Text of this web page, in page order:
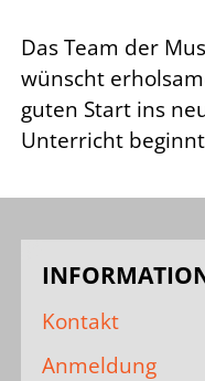
Das Team der
wünscht
guten Start ins
Unterricht
Kontakt
Anmeldung